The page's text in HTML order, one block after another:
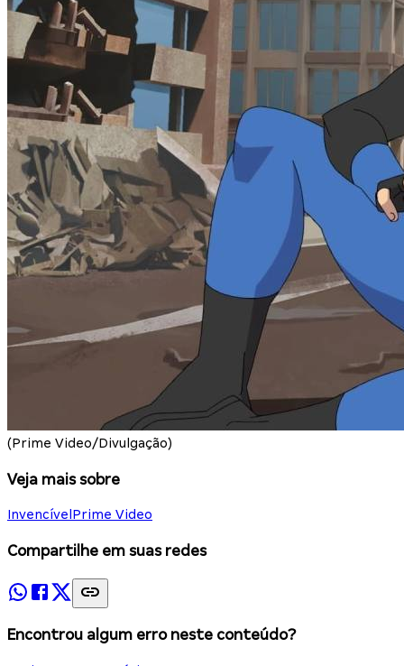
(Prime Video/Divulgação)
Veja mais sobre
Invencível Prime Video
Compartilhe em suas redes
Encontrou algum erro neste conteúdo?